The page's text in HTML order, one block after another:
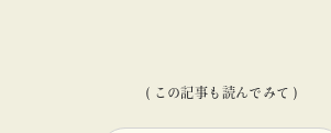
( この記事も読んでみて )